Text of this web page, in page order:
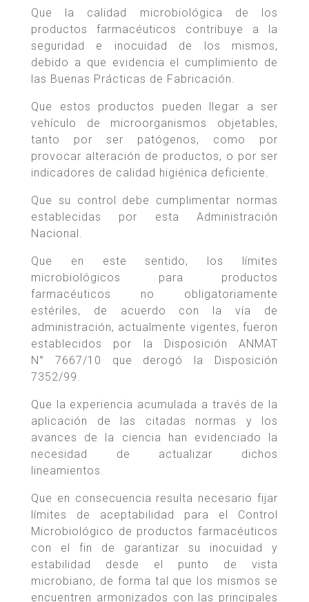
Que la calidad microbiológica de los
productos farmacéuticos contribuye a la
seguridad e inocuidad de los mismos,
debido a que evidencia el cumplimiento de
las Buenas Prácticas de Fabricación.
Que estos productos pueden llegar a ser
vehículo de microorganismos objetables,
tanto por ser patógenos, como por
provocar alteración de productos, o por ser
indicadores de calidad higiénica deficiente.
Que su control debe cumplimentar normas
establecidas por esta Administración
Nacional.
Que en este sentido, los límites
microbiológicos para productos
farmacéuticos no obligatoriamente
estériles, de acuerdo con la vía de
administración, actualmente vigentes, fueron
establecidos por la Disposición ANMAT
N° 7667/10 que derogó la Disposición
7352/99.
Que la experiencia acumulada a través de la
aplicación de las citadas normas y los
avances de la ciencia han evidenciado la
necesidad de actualizar dichos
lineamientos.
Que en consecuencia resulta necesario fijar
límites de aceptabilidad para el Control
Microbiológico de productos farmacéuticos
con el fin de garantizar su inocuidad y
estabilidad desde el punto de vista
microbiano, de forma tal que los mismos se
encuentren armonizados con las principales